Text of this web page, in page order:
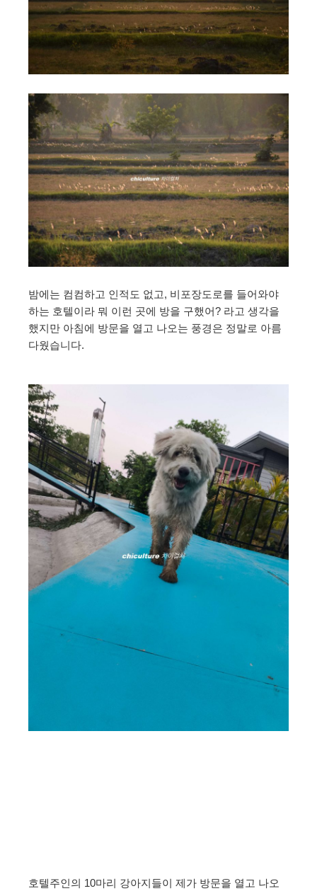
밤에는 컴컴하고 인적도 없고, 비포장도로를 들어와야
하는 호텔이라 뭐 이런 곳에 방을 구했어? 라고 생각을
했지만 아침에 방문을 열고 나오는 풍경은 정말로 아름
다웠습니다.
호텔주인의 10마리 강아지들이 제가 방문을 열고 나오